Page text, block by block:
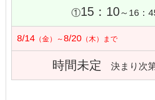
①15：10～16：
8/14 （金）～8/20 （木）まで
時間未定 決まり次